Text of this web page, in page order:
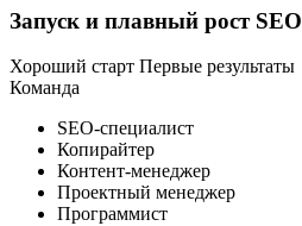
Запуск и плавный рост SEO
Хороший старт Первые результаты
Команда
SEO-специалист
Копирайтер
Контент-менеджер
Проектный менеджер
Программист